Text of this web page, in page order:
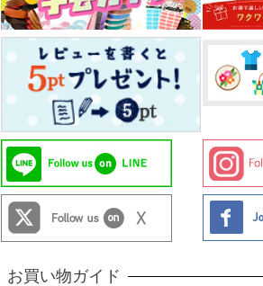
お買い物ガイド